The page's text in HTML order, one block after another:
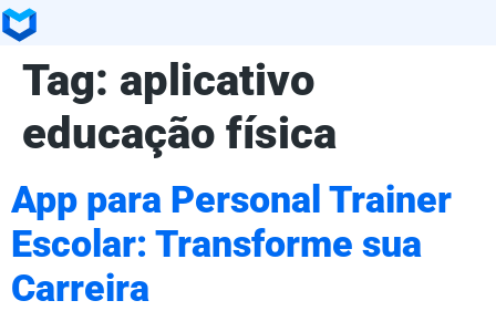
Tag: aplicativo
educação física
App para Personal Trainer
Escolar: Transforme sua
Carreira